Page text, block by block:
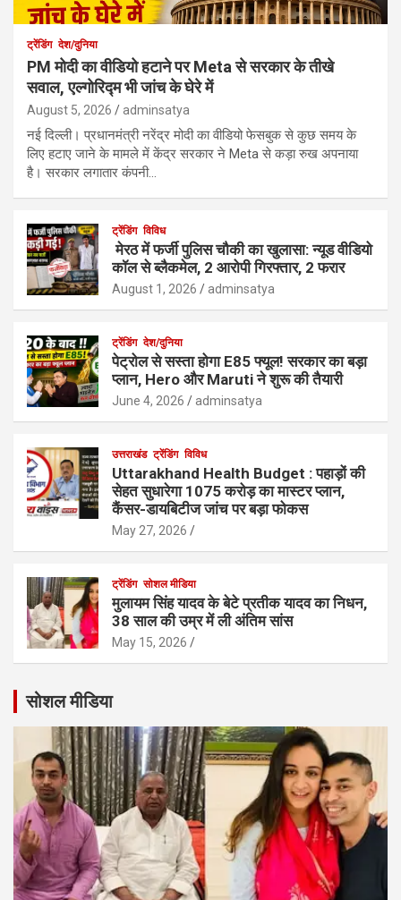
ट्रेंडिंग देश/दुनिया
PM मोदी का वीडियो हटाने पर Meta से सरकार के तीखे
सवाल, एल्गोरिद्म भी जांच के घेरे में
August 5, 2026 adminsatya
नई दिल्ली। प्रधानमंत्री नरेंद्र मोदी का वीडियो फेसबुक से कुछ समय के
लिए हटाए जाने के मामले में केंद्र सरकार ने Meta से कड़ा रुख अपनाया
है। सरकार लगातार कंपनी…
ट्रेंडिंग विविध
मेरठ में फर्जी पुलिस चौकी का खुलासा: न्यूड वीडियो
कॉल से ब्लैकमेल, 2 आरोपी गिरफ्तार, 2 फरार
August 1, 2026 adminsatya
ट्रेंडिंग देश/दुनिया
पेट्रोल से सस्ता होगा E85 फ्यूल! सरकार का बड़ा
प्लान, Hero और Maruti ने शुरू की तैयारी
June 4, 2026 adminsatya
उत्तराखंड ट्रेंडिंग विविध
Uttarakhand Health Budget : पहाड़ों की
सेहत सुधारेगा 1075 करोड़ का मास्टर प्लान,
कैंसर-डायबिटीज जांच पर बड़ा फोकस
May 27, 2026
ट्रेंडिंग सोशल मीडिया
मुलायम सिंह यादव के बेटे प्रतीक यादव का निधन,
38 साल की उम्र में ली अंतिम सांस
May 15, 2026
सोशल मीडिया